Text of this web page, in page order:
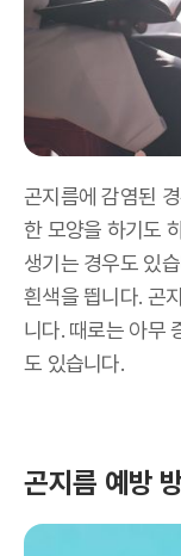
곤지름에 감염된
한 모양을 하기도
생기는 경우도 있
흰색을 띕니다. 곤
니다. 때로는 아무
도 있습니다.
곤지름 예방